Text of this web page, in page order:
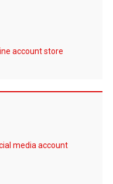
account store
media account